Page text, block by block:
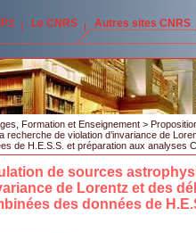
Le CNRS Autres sites CNRS
Formation et Enseignement >
recherche de violation d’invariance de
de H.E.S.S. et préparation aux analyses
de sources
de Lorentz et des
des données de